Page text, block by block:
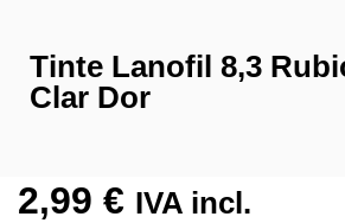
Tinte Lanofil 8,3
Clar Dor
2,99 € IVA incl.